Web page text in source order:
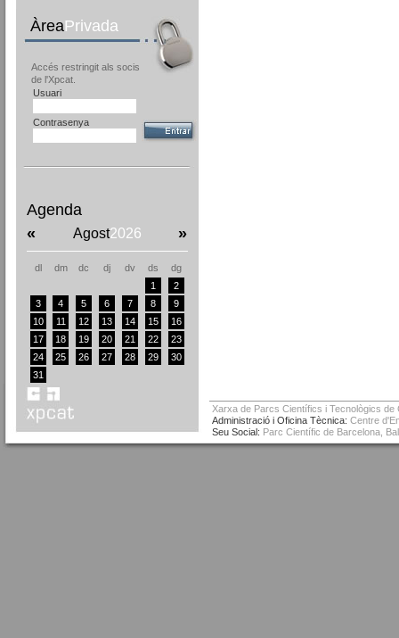
ÀreaPrivada
Accés restringit als socis
de l'Xpcat.
Usuari
Contrasenya
Agenda
«
Agost2026 »
dl dm dc dj dv ds
dg
1
2
3
4 5 6 7 8
9
10
11 12 13 14 15
16
17
18 19 20 21 22
23
24
25 26 27 28 29
30
31
Xarxa de Parcs Científics i Tecnològics
Administració i Oficina Tècnica: Centre
Seu Social: Parc Científic de Barcelona,